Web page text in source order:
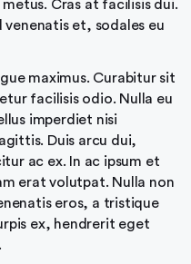
Cras at facilisis dui.
et, sodales eu
maximus. Curabitur sit
facilisis odio. Nulla eu
imperdiet nisi
Duis arcu dui,
ac ex. In ac ipsum et
erat volutpat. Nulla non
eros, a tristique
ex, hendrerit eget